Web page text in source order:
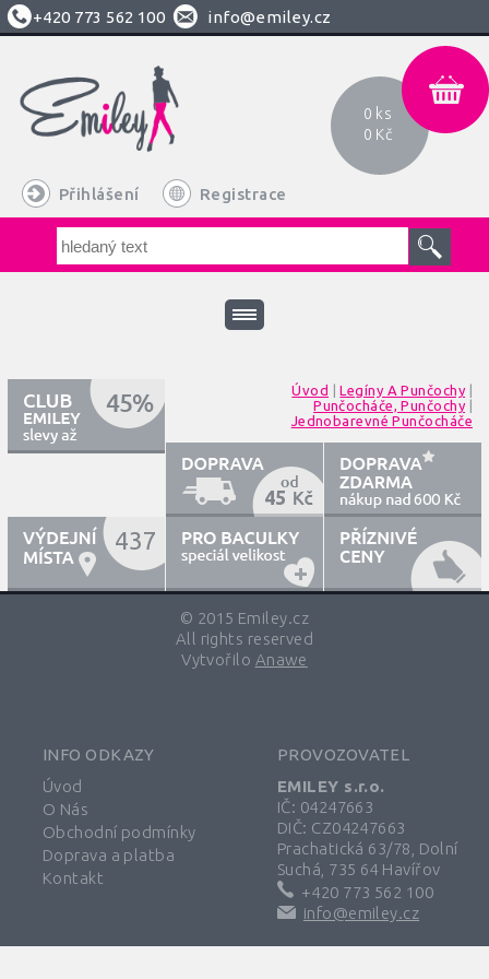
+420 773 562 100 info@emiley.cz
Přihlášení Registrace
0 ks
0 Kč
Úvod |Legíny A Punčochy
Punčocháče, Punčochy
Jednobarevné Punčocháče
45 600
437
© 2015 Emiley.cz
All rights reserved
Vytvořilo Anawe
INFO ODKAZY
Úvod
O Nás
Obchodní podmínky
Doprava a platba
Kontakt
PROVOZOVATEL
EMILEY s.r.o.
IČ: 04247663
DIČ: CZ04247663
Prachatická 63/78, Dolní
Suchá, 735 64 Havířov
+420 773 562 100
info@emiley.cz